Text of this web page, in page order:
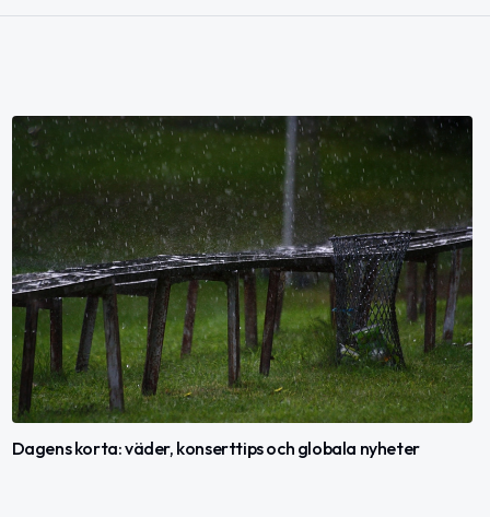
Dagens korta: väder, konserttips och globala nyheter